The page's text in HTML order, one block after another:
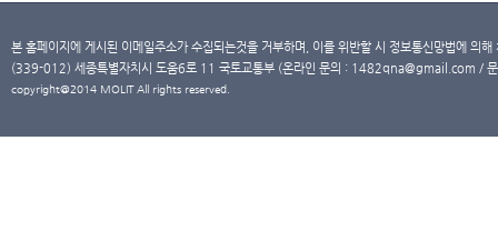
본 홈페이지에 게시된 이메일주소가 수집되는것을 거부하며, 이를 위반할 시 정보통신망법에 의
(339-012) 세종특별자치시 도움6로 11 국토교통부 (온라인 문의 : 1482qna@gmail.com /
copyright@2014 MOLIT All rights reserved.